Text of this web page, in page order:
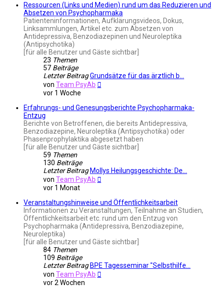
Ressourcen (Links und Medien) rund um das Reduzieren und
Absetzen von Psychopharmaka
Patienteninformationen, Aufklärungsvideos, Dokus,
Linksammlungen, Artikel etc. zum Absetzen von
Antidepressiva, Benzodiazepinen und Neuroleptika
(Antipsychotika)
[für alle Benutzer und Gäste sichtbar]
23 Themen
57 Beiträge
Letzter BeitragGrundsätze für das ärztlich b…
von Team PsyAb
vor 1 Woche
Erfahrungs- und Genesungsberichte Psychopharmaka-
Entzug
Berichte von Betroffenen, die bereits Antidepressiva,
Benzodiazepine, Neuroleptika (Antipsychotika) oder
Phasenprophylaktika abgesetzt haben
[für alle Benutzer und Gäste sichtbar]
59 Themen
130 Beiträge
Letzter Beitrag Mollys Heilungsgeschichte: De…
von Team PsyAb
vor 1 Monat
Veranstaltungshinweise und Öffentlichkeitsarbeit
Informationen zu Veranstaltungen, Teilnahme an Studien,
Öffentlichkeitsarbeit etc. rund um den Entzug von
Psychopharmaka (Antidepressiva, Benzodiazepine,
Neuroleptika)
[für alle Benutzer und Gäste sichtbar]
84 Themen
109 Beiträge
Letzter Beitrag BPE Tagesseminar "Selbsthilfe…
von Team PsyAb
vor 2 Wochen